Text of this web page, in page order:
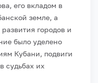
его вкладом в
земле, а
городов и
было уделено
Кубани, подвиги
судьбах их